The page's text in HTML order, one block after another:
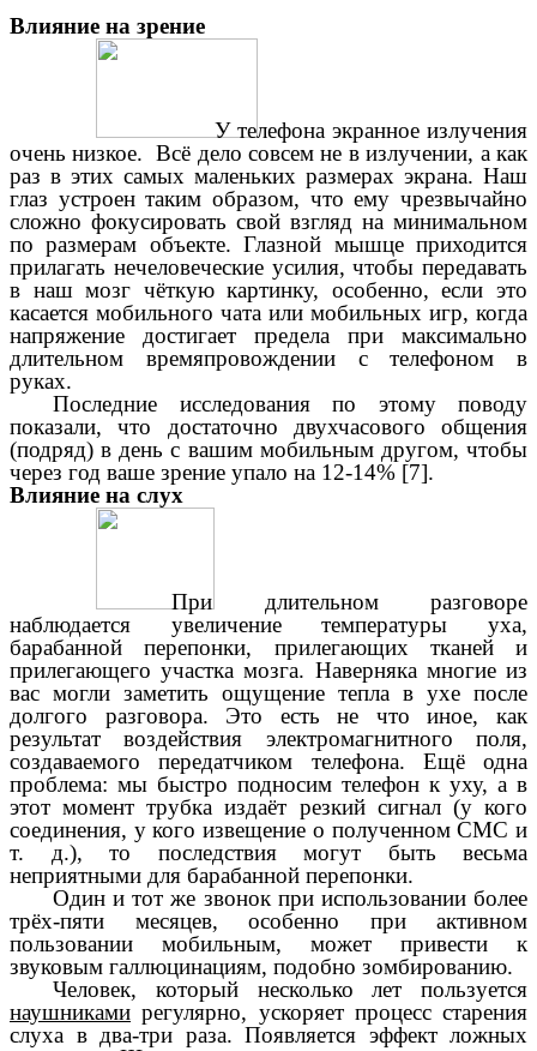
Влияние на зрение
У телефона экранное излучения
очень низкое. Всё дело совсем не в излучении, а как
раз в этих самых маленьких размерах экрана. Наш
глаз устроен таким образом, что ему чрезвычайно
сложно фокусировать свой взгляд на минимальном
по размерам объекте. Глазной мышце приходится
прилагать нечеловеческие усилия, чтобы передавать
в наш мозг чёткую картинку, особенно, если это
касается мобильного чата или мобильных игр, когда
напряжение достигает предела при максимально
длительном времяпровождении с телефоном в
руках.
Последние исследования по этому поводу
показали, что достаточно двухчасового общения
(подряд) в день с вашим мобильным другом, чтобы
через год ваше зрение упало на 12-14% [7].
Влияние на слух
При длительном разговоре
наблюдается увеличение температуры уха,
барабанной перепонки, прилегающих тканей и
прилегающего участка мозга. Наверняка многие из
вас могли заметить ощущение тепла в ухе после
долгого разговора. Это есть не что иное, как
результат воздействия электромагнитного поля,
создаваемого передатчиком телефона. Ещё одна
проблема: мы быстро подносим телефон к уху, а в
этот момент трубка издаёт резкий сигнал (у кого
соединения, у кого извещение о полученном СМС и
т. д.), то последствия могут быть весьма
неприятными для барабанной перепонки.
Один и тот же звонок при использовании более
трёх-пяти месяцев, особенно при активном
пользовании мобильным, может привести к
звуковым галлюцинациям, подобно зомбированию.
Человек, который несколько лет пользуется
наушниками регулярно, ускоряет процесс старения
слуха в два-три раза. Появляется эффект ложных